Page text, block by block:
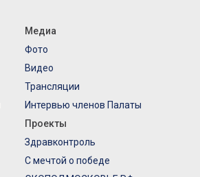
Медиа
Фото
Видео
Трансляции
Интервью членов Палаты
Проекты
Здравконтроль
С мечтой о победе